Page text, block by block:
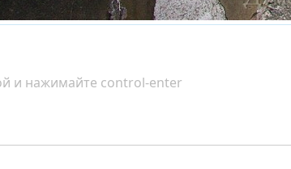
и нажимайте control-enter